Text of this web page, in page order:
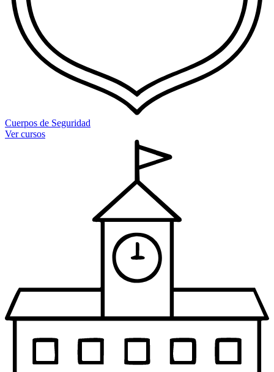
Cuerpos de Seguridad
Ver cursos